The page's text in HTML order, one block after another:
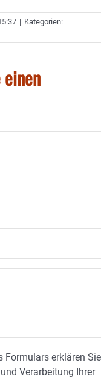
| Kategorien:
Formulars erklären Sie
Verarbeitung Ihrer